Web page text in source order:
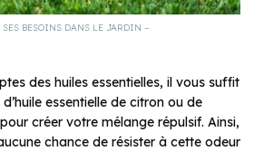
SES BESOINS DANS LE JARDIN –
des huiles essentielles, il vous suffit
essentielle de citron ou de
créer votre mélange répulsif. Ainsi,
chance de résister à cette odeur